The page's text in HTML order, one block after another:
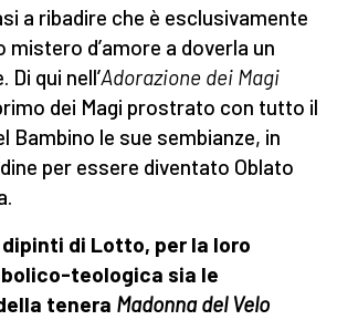
a ribadire che è esclusivamente
mistero d’amore a doverla un
qui nell’Adorazione dei Magi
dei Magi prostrato con tutto il
Bambino le sue sembianze, in
per essere diventato Oblato
di Lotto, per la loro
teologica sia le
tenera Madonna del Velo